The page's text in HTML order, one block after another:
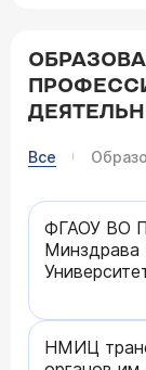
Все
ФГАОУ ВО
Минздрава
НМИЦ